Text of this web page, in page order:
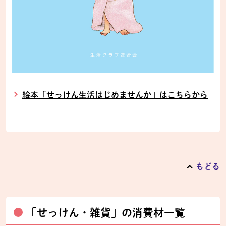
絵本「せっけん生活はじめませんか」はこちらから
もどる
「せっけん・雑貨」の消費材一覧